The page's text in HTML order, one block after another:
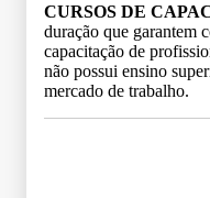
CURSOS DE
duração que garantem
capacitação de
não possui ensino
mercado de trabalho.